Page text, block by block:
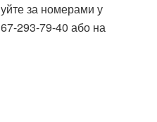
за номерами у
293-79-40 або на